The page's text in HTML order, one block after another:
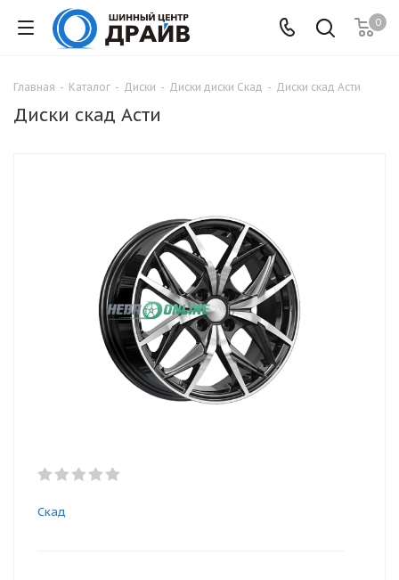
0
Главная - Каталог - Диски - Диски диски Скад - Диски скад Асти
Диски скад Асти
Скад